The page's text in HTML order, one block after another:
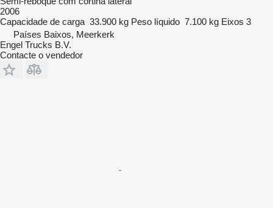
2006
Capacidade de carga 33.900 kg Peso líquido 7.100 kg Eixos 3
Países Baixos, Meerkerk
Engel Trucks B.V.
Contacte o vendedor